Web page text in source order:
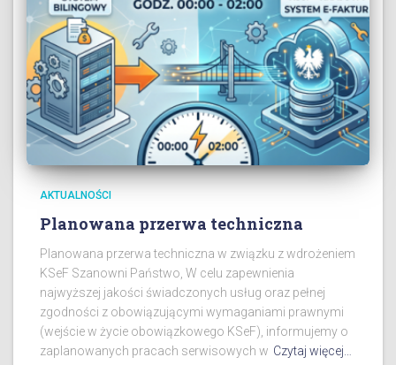
AKTUALNOŚCI
Planowana przerwa techniczna
Planowana przerwa techniczna w związku z wdrożeniem
KSeF Szanowni Państwo, W celu zapewnienia
najwyższej jakości świadczonych usług oraz pełnej
zgodności z obowiązującymi wymaganiami prawnymi
(wejście w życie obowiązkowego KSeF), informujemy o
zaplanowanych pracach serwisowych w Czytaj więcej…